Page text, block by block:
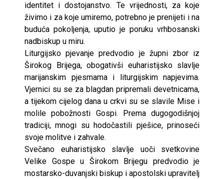
identitet i dostojanstvo. Te vrijednosti, za koje
živimo i za koje umiremo, potrebno je prenijeti i na
buduća pokoljenja, uputio je poruku vrhbosanski
nadbiskup u miru.
Liturgijsko pjevanje predvodio je župni zbor iz
Širokog Brijega, obogativši euharistijsko slavlje
marijanskim pjesmama i liturgijskim napjevima.
Vjernici su se za blagdan pripremali devetnicama,
a tijekom cijelog dana u crkvi su se slavile Mise i
molile pobožnosti Gospi. Prema dugogodišnjoj
tradiciji, mnogi su hodočastili pješice, prinoseći
svoje molitve i zahvale.
Svečano euharistijsko slavlje uoči svetkovine
Velike Gospe u Širokom Brijegu predvodio je
mostarsko-duvanjski biskup i apostolski upravitelj